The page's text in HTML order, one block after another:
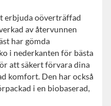
erbjuda oöverträffad
av återvunnen
har gömda
i nederkanten för bästa
att säkert förvara dina
komfort. Den har också
i en biobaserad,